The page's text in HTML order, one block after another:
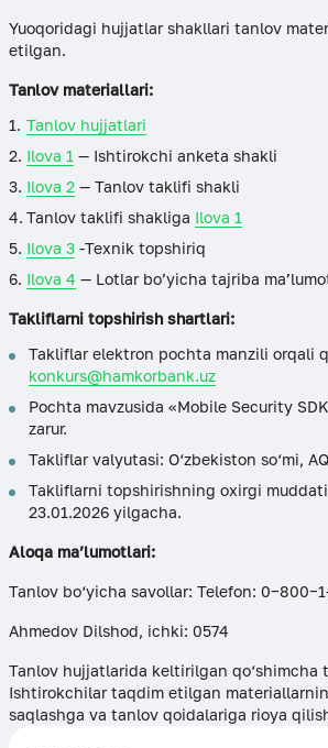
Yuoqoridagi hujjatlar shakllari tanlov
etilgan.
Tanlov materiallari:
Tanlov hujjatlari
Ilova 1 — Ishtirokchi anketa shakli
Ilova 2— Tanlov taklifi shakli
Tanlov taklifi shakliga Ilova 1
Ilova 3-Texnik topshiriq
Ilova 4 — Lotlar bo’yicha tajriba
Takliflarni topshirish shartlari:
Takliflar elektron pochta manzili orqali
konkurs@hamkorbank.uz
Pochta mavzusida «Mobile Security
zarur.
Takliflar valyutasi: O‘zbekiston so‘mi,
Takliflarni topshirishning oxirgi
23.01.2026 yilgacha.
Aloqa ma’lumotlari:
Tanlov bo‘yicha savollar: Telefon:
Ahmedov Dilshod, ichki: 0574
Tanlov hujjatlarida keltirilgan qo‘shimcha
Ishtirokchilar taqdim etilgan
saqlashga va tanlov qoidalariga rioya